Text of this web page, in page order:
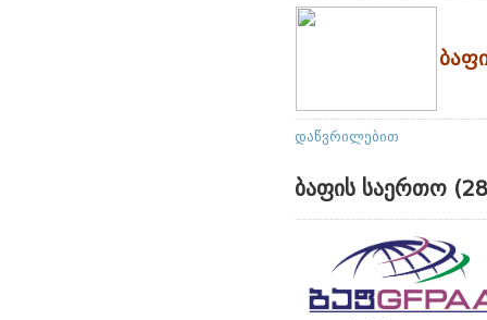
დაწვრილებით
ბაფის საერთო